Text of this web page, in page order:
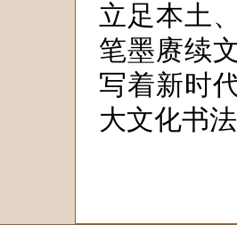
立足本土
笔墨赓续
写着新时
大文化书